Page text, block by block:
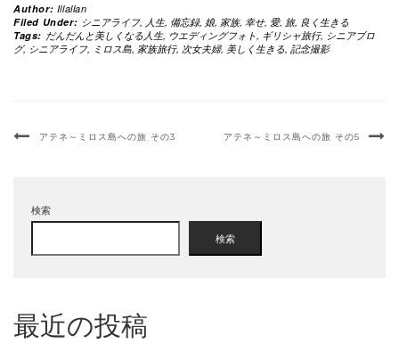
Author: Illallan
Filed Under: シニアライフ, 人生, 備忘録, 娘, 家族, 幸せ, 愛, 旅, 良く生きる
Tags: だんだんと美しくなる人生, ウエディングフォト , ギリシャ旅行, シニアブロ
グ, シニアライフ, ミロス島, 家族旅行, 次女夫婦, 美しく生きる, 記念撮影
アテネ～ミロス島への旅 その3 アテネ～ミロス島への旅 その5
検索
検索
最近の投稿